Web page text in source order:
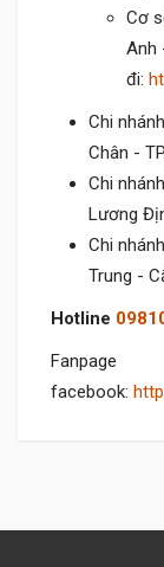
Cơ
Anh
đi:
Chi
Chân -
Chi
Lương
Chi
Trung -
Hotline
Fanpage
facebook: